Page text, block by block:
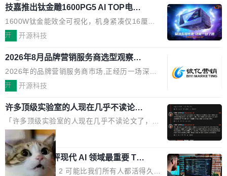
问得好。 因为我自己也是从用户变成开发者的。
现有产品的天花板 我用过不少 AI 浏览器插件。
刚开始觉得都挺好——选中一段文字，弹出解
要。但用久了你会发现，它们本质上都是同一类
东西：一个带网页上下文的聊天框。 它们能读取
页面的文本，然后把文本丢给大模型，再返回一
段回答。仅此而已。 这当然有用，但总觉得差点
意思。比如我在一个后台管理系统里，需要填50
个表单字段，每个字段还有联动逻辑；比如我
想...
技嘉推出钛金雕1600PG5 AI TOP电
源：为发烧级主机与本地AI算力打造旗
舰供电方案
1600W钛金能效全可视化，机身紧凑仅16厘米
继2026台北电脑展首度亮相后，技嘉科技近日正
电源专为发烧级DIY主机与本地AI算力平台打
造，整机长度仅16厘米，提供1600W额定功率
与80PLUS钛金能效；支持ATX 3.1与PCIe 5.1
规范，结合服务器级元件、完善供电线材与内置
实时LCD监控屏，可充分满足当下高阶PC主机
的严苛使用需求。 澎湃功率，紧凑机身 钛金雕1
600PG5 AI TOP具备强悍输出功率，同时实现
机身尺寸大幅精简。整机长度仅16厘米，属于同
功率段机身尺寸十分紧凑的1600W电源产品。小
巧机身有效提升市面主流标准A...
开 开源科技
2026年8月品牌营销服务商选型观察：
从流量思维到品牌资产思维的范式转移
2026年的品牌营销服务商市场,正经历一场深刻
的价值重构。全球全案品牌代理机构市场从2025
复合增长率达5.44%,预计2032年将突破120亿美
元。数字广告与公共关系相关服务市场更是从20
25年的8463亿美元扩张至2026年的8763亿美
元。数字的背后是一个清晰的事实——品牌对专
业化营销服务的需求从未如此迫切。 但市场扩容
的同时,服务商的竞争逻辑正在改变。2026年Top
开 开源科技
许多顶级实验室的人现在几乎不读论文
了
「许多顶级实验室的人现在几乎不读论文了，而
且他们认为 ICLR/ICML/NeurIPS 充斥着大量过
度宣传和欺诈。」 OpenAI 研究员 Keller Jorda
n 这条推文引发了广泛讨论。他不是在说风凉
话，他是说出了一个圈内人尽皆知但很少公开捅
局
xAI 前工程师评现代 AI 领域最重要 Top
3 开源项目
Flash Attention 2 可能比我们所有人都活得久。